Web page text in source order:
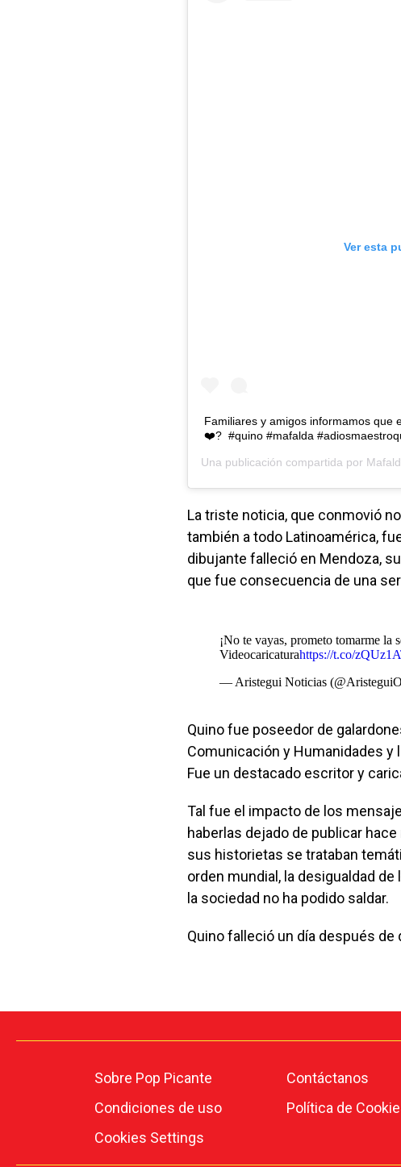
Ver esta
Familiares y amigos informamos que
❤️?⁠ ⁠ #quino #mafalda
Una publicación compartida por
La triste noticia, que conmovió
también a todo Latinoamérica,
dibujante falleció en Mendoza,
que fue consecuencia de una
¡No te vayas, prometo tomarme la
Videocaricaturahttps://t.co/
— Aristegui Noticias
Quino fue poseedor de
Comunicación y Humanidades y
Fue un destacado escritor y
Tal fue el impacto de los
haberlas dejado de publicar
sus historietas se trataban
orden mundial, la desigualdad
la sociedad no ha podido saldar.
Quino falleció un día después
Sobre Pop Picante Contáctanos
Condiciones de uso
Política de
Cookies Settings